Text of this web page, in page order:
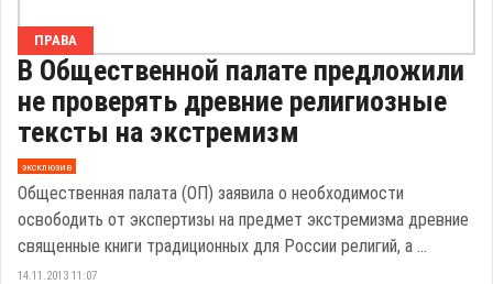
ПРАВА
В Общественной палате предложили
не проверять древние религиозные
тексты на экстремизм
эксклюзив
Общественная палата (ОП) заявила о необходимости
освободить от экспертизы на предмет экстремизма древние
священные книги традиционных для России религий, а ...
14.11.2013 11:07